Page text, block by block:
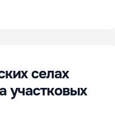
селах
участковых